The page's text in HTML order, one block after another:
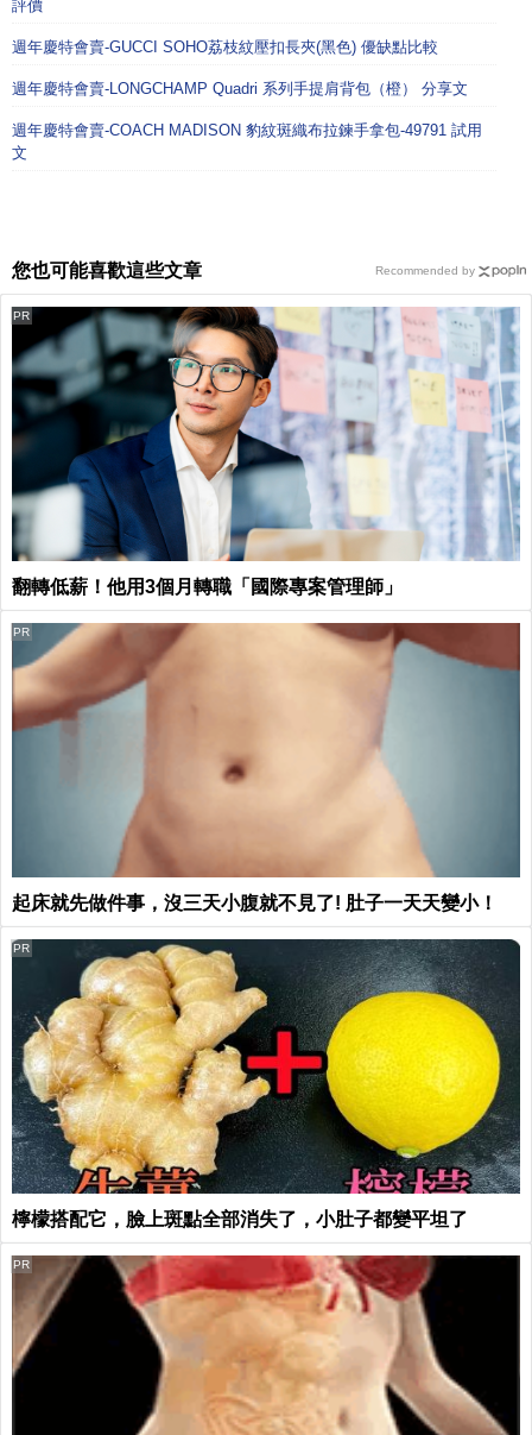
評價
週年慶特會賣-GUCCI SOHO荔枝紋壓扣長夾(黑色) 優缺點比較
週年慶特會賣-LONGCHAMP Quadri 系列手提肩背包（橙） 分享文
週年慶特會賣-COACH MADISON 豹紋斑織布拉鍊手拿包-49791 試用
文
您也可能喜歡這些文章
翻轉低薪！他用3個月轉職「國際專案管理師」
PR
起床就先做件事，沒三天小腹就不見了! 肚子一天天變小！
PR
檸檬搭配它，臉上斑點全部消失了，小肚子都變平坦了
PR
PR
Recommended by